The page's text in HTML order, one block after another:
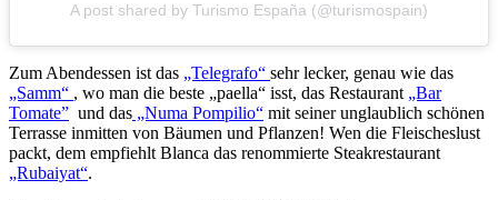
A post shared by Turismo España (@turismospain)
Zum Abendessen ist das „Telegrafo“ sehr lecker, genau wie das
„Samm“ , wo man die beste „paella“ isst, das Restaurant „Bar
Tomate” und das „Numa Pompilio“ mit seiner unglaublich schönen
Terrasse inmitten von Bäumen und Pflanzen! Wen die Fleischeslust
packt, dem empfiehlt Blanca das renommierte Steakrestaurant
„Rubaiyat“.